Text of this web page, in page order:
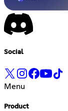
Social
Menu
Product